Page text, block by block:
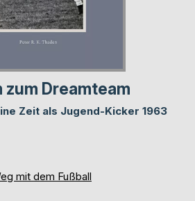
Dreamteam
Zeit als Jugend-Kicker 1963
mit dem Fußball